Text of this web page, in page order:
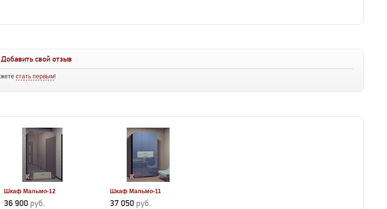
Добавить свой отзыв
стать первым!
Шкаф Мальмо-12
36 900 руб.
Шкаф Мальмо-11
37 050 руб.